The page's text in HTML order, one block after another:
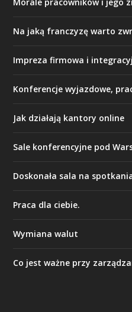
Na jaką franczyzę warto
Impreza firmowa i
Konferencje wyjazdowe,
Jak działają kantory online
Sale konferencyjne pod
Doskonała sala na
Praca dla ciebie.
Wymiana walut
Co jest ważne przy